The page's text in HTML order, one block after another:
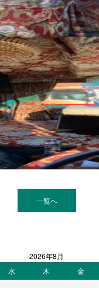
一覧へ
2026年8月
水 木 金